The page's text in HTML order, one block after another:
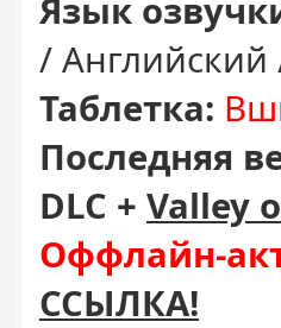
Язык
/ Английский
Таблетка:
Последняя
DLC + Valley
Оффлайн-
ССЫЛКА!